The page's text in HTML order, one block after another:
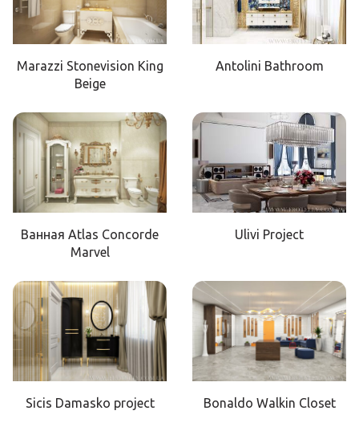
Marazzi Stonevision King
Beige
Antolini Bathroom
Ванная Atlas Concorde
Marvel
Ulivi Project
Sicis Damasko project Bonaldo Walkin Closet